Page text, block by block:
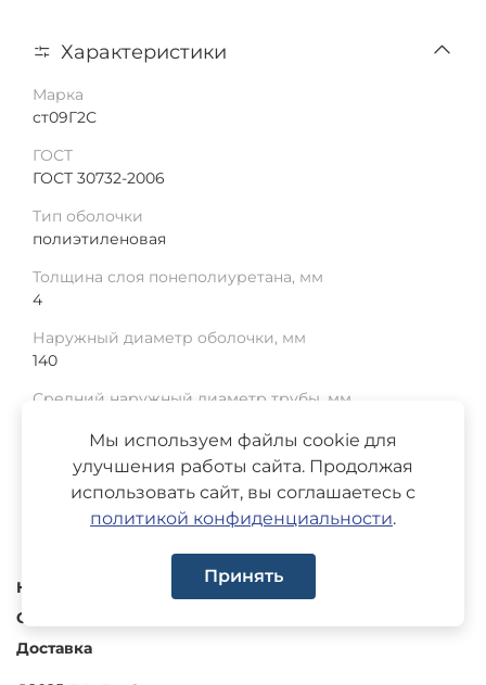
Характеристики
Марка
ст09Г2С
ГОСТ
ГОСТ 30732-2006
Тип оболочки
полиэтиленовая
Толщина слоя понеполиуретана, мм
4
Наружный диаметр оболочки, мм
140
Средний наружный диаметр трубы, мм
Среднее отклонение, мм
Каталог
О компании
Доставка
Мы используем файлы cookie для
улучшения работы сайта. Продолжая
использовать сайт, вы соглашаетесь с
политикой конфиденциальности.
Принять